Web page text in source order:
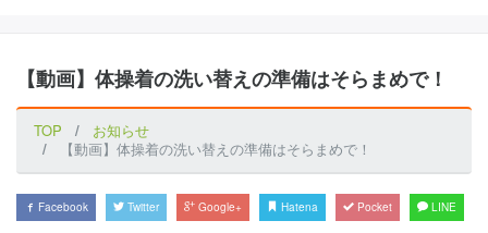
【動画】体操着の洗い替えの準備はそらまめで！
TOP
お知らせ
【動画】体操着の洗い替えの準備はそらまめで！
Facebook Twitter Google+ Hatena Pocket LINE